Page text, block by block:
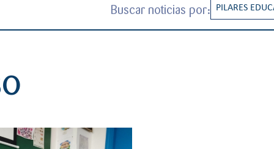
Buscar noticias por: PILARES
CREATIVIDAD